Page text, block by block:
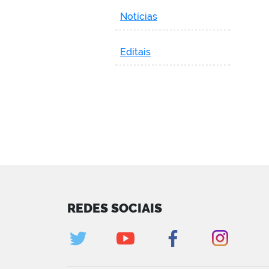
Notícias
Editais
REDES SOCIAIS